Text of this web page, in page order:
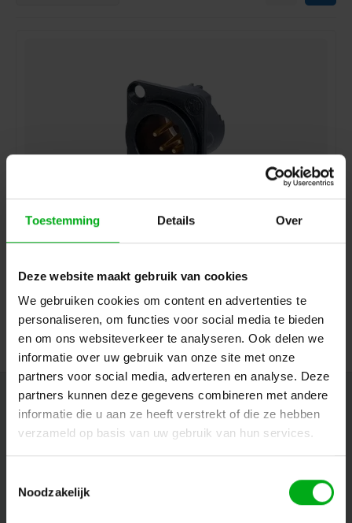
Toestemming Details Over
Deze website maakt gebruik van cookies
We gebruiken cookies om content en advertenties te
personaliseren, om functies voor social media te bieden
en om ons websiteverkeer te analyseren. Ook delen we
informatie over uw gebruik van onze site met onze
partners voor social media, adverteren en analyse. Deze
partners kunnen deze gegevens combineren met andere
informatie die u aan ze heeft verstrekt of die ze hebben
verzameld op basis van uw gebruik van hun services.
Noodzakelijk
Neutrik | NC4MD-LX-B | XLR chassis DLX 4 pin pen
Neutrik | NC4MD-LX-B
Login voor prijzen
Nieuwsbrief
Ontvang de laatste updates, nieuws en aanbiedingen via email